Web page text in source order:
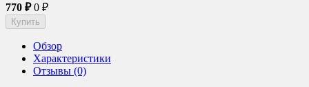
770 ₽0 ₽
Обзор
Характеристики
Отзывы (0)